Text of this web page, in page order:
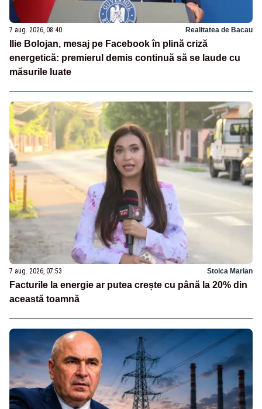
7 aug. 2026, 08:40 Realitatea de Bacau
Ilie Bolojan, mesaj pe Facebook în plină criză
energetică: premierul demis continuă să se laude cu
măsurile luate
7 aug. 2026, 07:53 Stoica Marian
Facturile la energie ar putea crește cu până la 20% din
această toamnă